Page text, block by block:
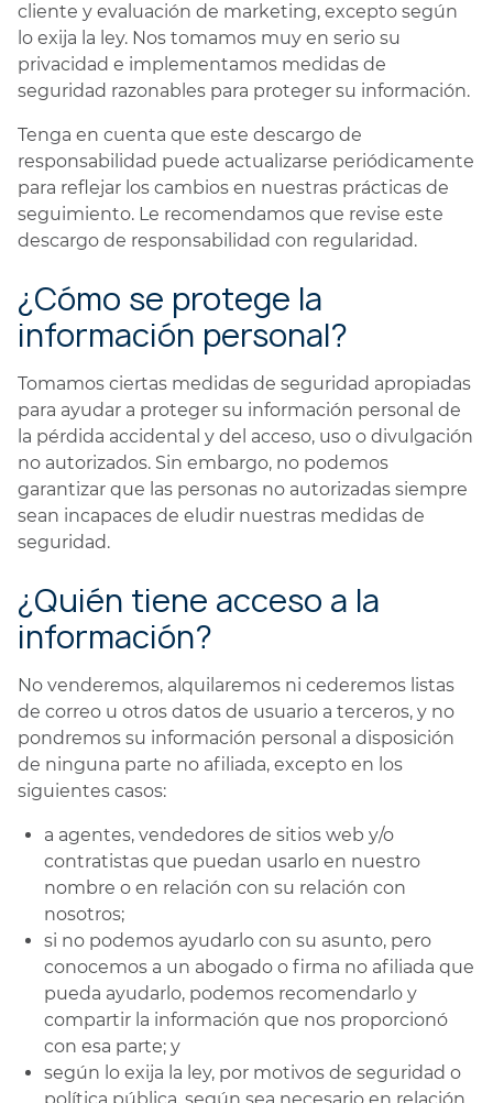
cliente y evaluación de marketing, excepto según
lo exija la ley. Nos tomamos muy en serio su
privacidad e implementamos medidas de
seguridad razonables para proteger su información.
Tenga en cuenta que este descargo de
responsabilidad puede actualizarse periódicamente
para reflejar los cambios en nuestras prácticas de
seguimiento. Le recomendamos que revise este
descargo de responsabilidad con regularidad.
¿Cómo se protege la
información personal?
Tomamos ciertas medidas de seguridad apropiadas
para ayudar a proteger su información personal de
la pérdida accidental y del acceso, uso o divulgación
no autorizados. Sin embargo, no podemos
garantizar que las personas no autorizadas siempre
sean incapaces de eludir nuestras medidas de
seguridad.
¿Quién tiene acceso a la
información?
No venderemos, alquilaremos ni cederemos listas
de correo u otros datos de usuario a terceros, y no
pondremos su información personal a disposición
de ninguna parte no afiliada, excepto en los
siguientes casos:
a agentes, vendedores de sitios web y/o
contratistas que puedan usarlo en nuestro
nombre o en relación con su relación con
nosotros;
si no podemos ayudarlo con su asunto, pero
conocemos a un abogado o firma no afiliada que
pueda ayudarlo, podemos recomendarlo y
compartir la información que nos proporcionó
con esa parte; y
según lo exija la ley, por motivos de seguridad o